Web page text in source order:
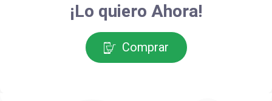
¡Lo quiero Ahora!
Comprar